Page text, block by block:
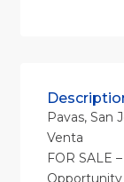
Pavas, San
Venta
FOR SALE